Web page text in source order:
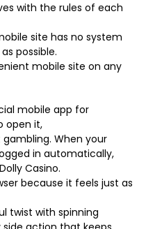
with the rules of each
site has no system
possible.
mobile site on any
mobile app for
open it,
When your
in automatically,
Casino.
because it feels just as
twist with spinning